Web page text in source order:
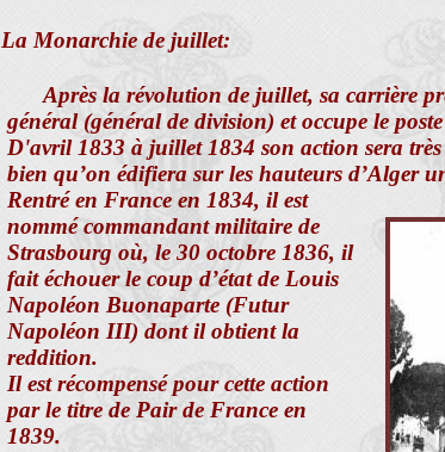
La Monarchie de juillet:
Après la révolution de juillet, sa carrière
général (général de division) et occupe le
D'avril 1833 à juillet 1834 son action sera
bien qu’on édifiera sur les hauteurs d’Alger
Rentré en France en 1834, il est
nommé commandant militaire de
Strasbourg où, le 30 octobre 1836, il
fait échouer le coup d’état de Louis
Napoléon Buonaparte (Futur
Napoléon III) dont il obtient la
reddition.
Il est récompensé pour cette action
par le titre de Pair de France en
1839.